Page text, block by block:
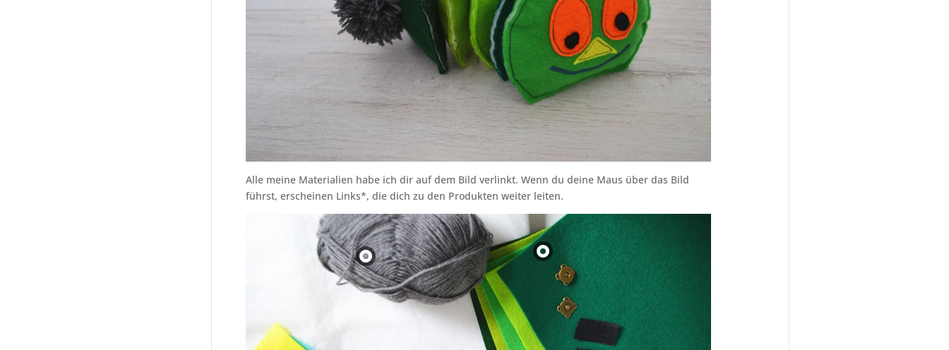
Alle meine Materialien habe ich dir auf dem Bild verlinkt. Wenn du deine Maus über das Bild
führst, erscheinen Links*, die dich zu den Produkten weiter leiten.